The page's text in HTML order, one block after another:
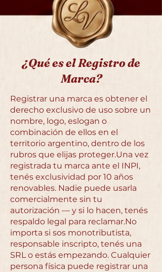
​¿Qué es el Registro de
Marca?
Registrar una marca es obtener el
derecho exclusivo de uso sobre un
nombre, logo, eslogan o
combinación de ellos en el
territorio argentino, dentro de los
rubros que elijas proteger.Una vez
registrada tu marca ante el INPI,
tenés exclusividad por 10 años
renovables. Nadie puede usarla
comercialmente sin tu
autorización — y si lo hacen, tenés
respaldo legal para reclamar.No
importa si sos monotributista,
responsable inscripto, tenés una
SRL o estás empezando. Cualquier
persona física puede registrar una